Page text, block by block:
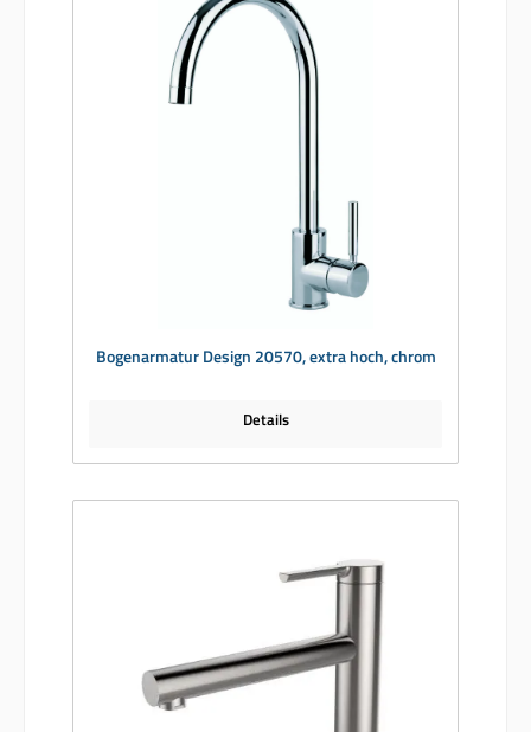
Bogenarmatur Design 20570, extra hoch, chrom
Details